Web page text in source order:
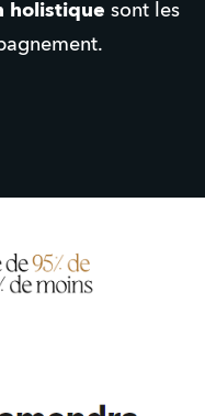
holistique sont les